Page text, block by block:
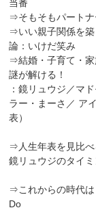
当番
⇒そもそもパート
⇒いい親子関係を築
論：いけだ笑み
⇒結婚・子育て・
謎が解ける！
：鏡リュウジ／マ
ラー・まーさ／ ア
表）
⇒人生年表を見比
鏡リュウジのタイ
⇒これからの時代
Do